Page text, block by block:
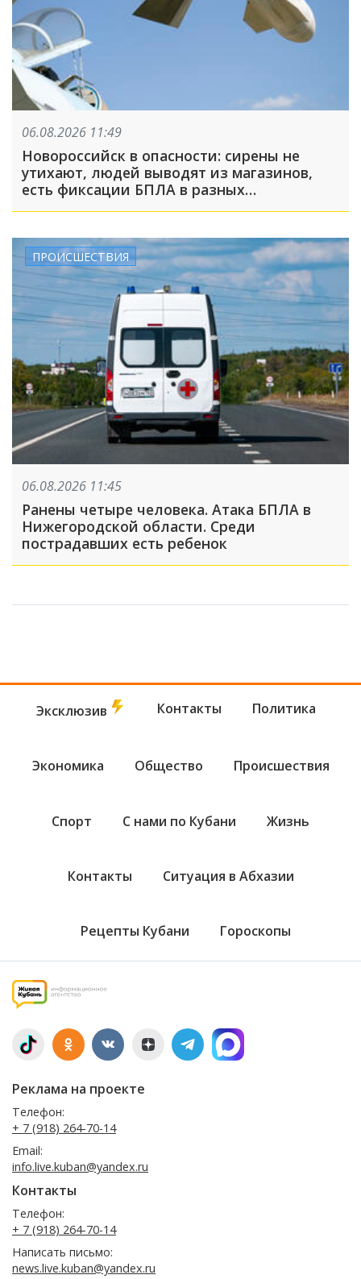
06.08.2026 11:49
Новороссийск в опасности: сирены не
утихают, людей выводят из магазинов,
есть фиксации БПЛА в разных
направлениях
ПРОИСШЕСТВИЯ
06.08.2026 11:45
Ранены четыре человека. Атака БПЛА в
Нижегородской области. Среди
пострадавших есть ребенок
Эксклюзив Контакты Политика
Экономика Общество Происшествия
Спорт С нами по Кубани Жизнь
Контакты Ситуация в Абхазии
Рецепты Кубани Гороскопы
Реклама на проекте
Телефон:
+ 7 (918) 264-70-14
Email:
info.live.kuban@yandex.ru
Контакты
Телефон:
+ 7 (918) 264-70-14
Написать письмо:
news.live.kuban@yandex.ru